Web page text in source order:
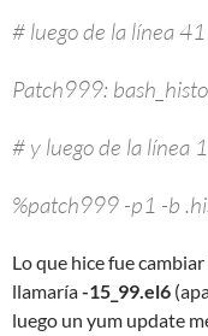
# luego de la línea
Patch999:
# y luego de la línea
%patch999 -p1 -b
Lo que hice fue
llamaría-15_99.el6
luego un yum update